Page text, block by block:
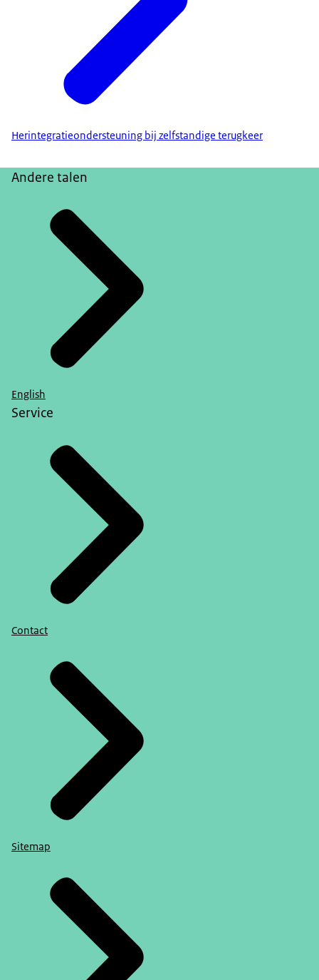
Herintegratieondersteuning bij zelfstandige terugkeer
Andere talen
English
Service
Contact
Sitemap